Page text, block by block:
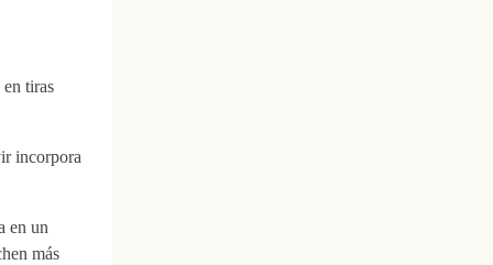
tiras
incorpora
en un
más